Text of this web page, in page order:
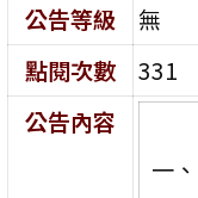
公告等級
無
點閱次數
331
公告內容
一、